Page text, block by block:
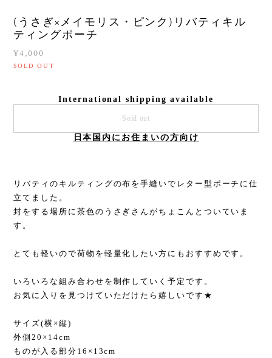
(うさぎ×メイモリス・ピンク)リバティキル
ティングポーチ
¥4,000
SOLD OUT
International shipping available
Sold out
日本国内にお住まいの方向け
リバティのキルティングの布を手縫いでレター型ポーチに仕
立てました。
封をする場所に茶色のうさぎさんがちょこんとついていま
す。
とても軽いので荷物を軽量化したい方にもおすすめです。
いろいろな組み合わせを制作していく予定です。
お気に入りを見つけていただけたら嬉しいです★
サイズ(横×縦)
外側20×14cm
ものが入る部分16×13cm